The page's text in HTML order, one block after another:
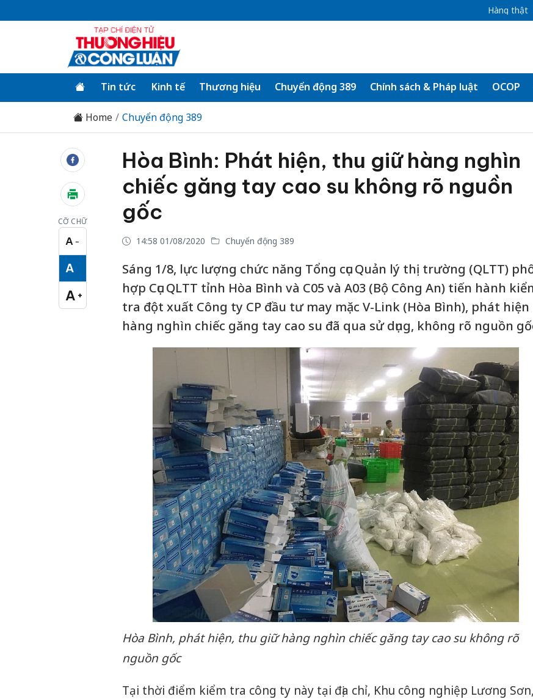
Hàng thật
Tin tức Kinh tế Thương hiệu Chuyển động 389 Chính sách & Pháp luật OCOP
Home Chuyển động 389
CỠ CHỮ
A −
Cỡ chữ nhỏ
A
Cỡ chữ vừa
A +
Cỡ chữ lớn
Hòa Bình: Phát hiện, thu giữ hàng nghìn
chiếc găng tay cao su không rõ nguồn
gốc
14:58 01/08/2020 Chuyển động 389
Sáng 1/8, lực lượng chức năng Tổng cục Quản lý thị trường (QLTT)
hợp Cục QLTT tỉnh Hòa Bình và C05 và A03 (Bộ Công An) tiến hành
tra đột xuất Công ty CP đầu tư may mặc V-Link (Hòa Bình), phát hiện
hàng nghìn chiếc găng tay cao su đã qua sử dụng, không rõ nguồn
Hòa Bình, phát hiện, thu giữ hàng nghìn chiếc găng tay cao su không rõ
nguồn gốc
Tại thời điểm kiểm tra công ty này tại địa chỉ, Khu công nghiệp Lương Sơn,